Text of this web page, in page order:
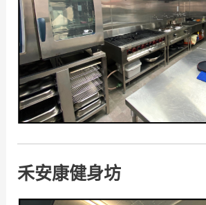
禾安康健身坊